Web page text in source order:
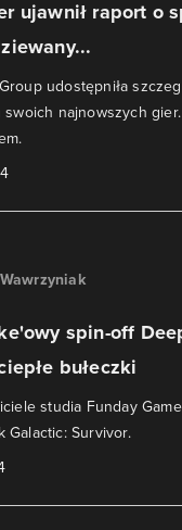
ujawnił raport o
udostępniła
najnowszych
spin-off
bułeczki
studia Funday
Galactic: Survivor.